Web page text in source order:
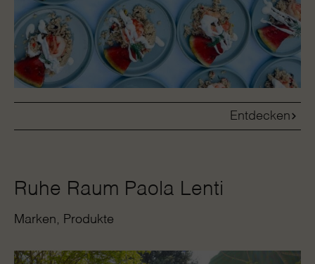
Entdecken
Ruhe Raum Paola Lenti
Marken Produkte